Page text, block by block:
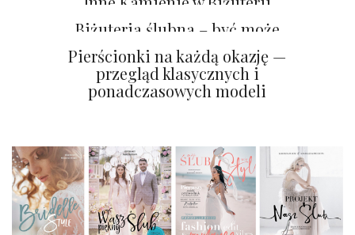
Zaręczynowej
Biżuteria ślubna – być może
najważniejsza w Twoim życiu
Pierścionki na każdą okazję —
przegląd klasycznych i
ponadczasowych modeli